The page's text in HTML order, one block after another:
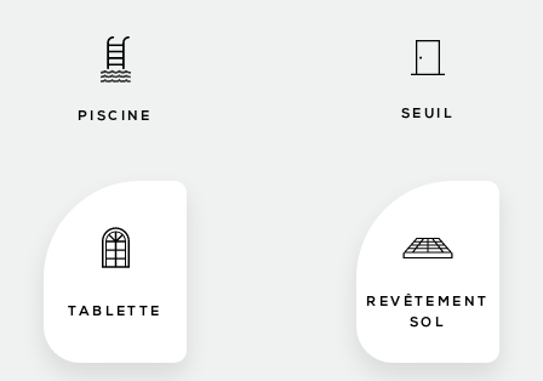
PISCINE SEUIL
TABLETTE
REVÊTEMENT
SOL